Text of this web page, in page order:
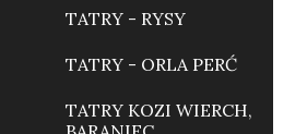
TATRY - RYSY
TATRY - ORLA PERĆ
TATRY KOZI WIERCH,